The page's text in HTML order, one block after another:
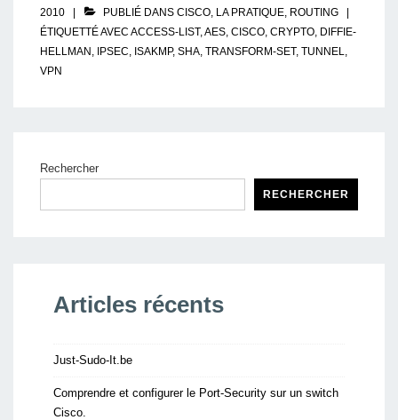
2010
PUBLIÉ DANS CISCO, LA PRATIQUE, ROUTING
ÉTIQUETTÉ AVEC ACCESS-LIST,AES, CISCO, CRYPTO, DIFFIE-
HELLMAN , IPSEC, ISAKMP, SHA, TRANSFORM-SET, TUNNEL,
VPN
Rechercher
RECHERCHER
Articles récents
Just-Sudo-It.be
Comprendre et configurer le Port-Security sur un switch
Cisco.